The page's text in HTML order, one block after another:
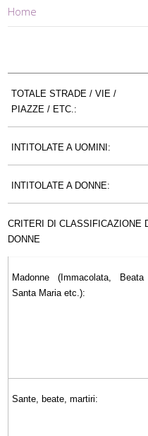
Home
TOTALE STRADE / VIE /
PIAZZE / ETC.:
INTITOLATE A UOMINI:
INTITOLATE A DONNE:
CRITERI DI CLASSIFICAZIONE
DONNE
Madonne (Immacolata, Beata
Santa Maria etc.):
Sante, beate, martiri: